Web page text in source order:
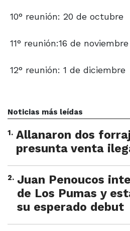
10° reunión: 20 de octubre
11° reunión:16 de noviembre
12° reunión: 1 de diciembre
Noticias más leídas
1. Allanaron dos
presunta venta
2. Juan Penoucos
de Los Pumas y
su esperado debut